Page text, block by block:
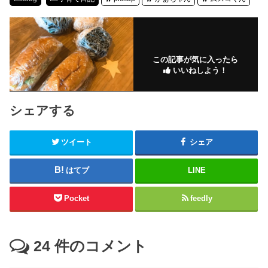
この記事が気に入ったら
いいねしよう！
シェアする
ツイート シェア
はてブ LINE
Pocket feedly
24 件のコメント